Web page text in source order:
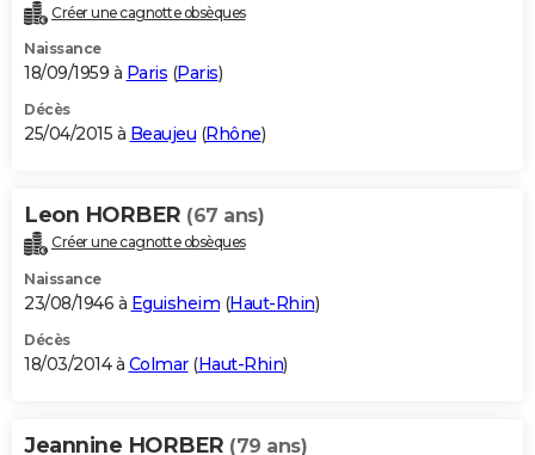
Créer une cagnotte obsèques
Naissance
18/09/1959 à Paris (Paris)
Décès
25/04/2015 à Beaujeu (Rhône)
Leon HORBER (67 ans)
Créer une cagnotte obsèques
Naissance
23/08/1946 à Eguisheim (Haut-Rhin)
Décès
18/03/2014 à Colmar(Haut-Rhin)
Jeannine HORBER (79 ans)